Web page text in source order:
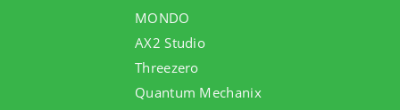
MONDO
AX2 Studio
Threezero
Quantum Mechanix